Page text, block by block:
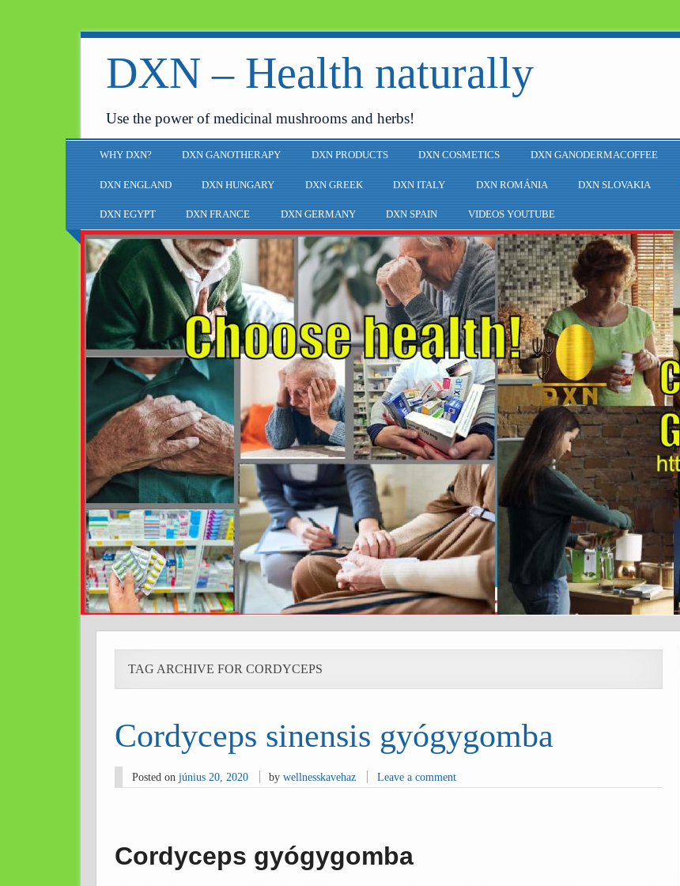
DXN – Health naturally
Use the power of medicinal mushrooms and herbs!
WHY DXN? DXN GANOTHERAPY DXN PRODUCTS DXN COSMETICS DXN GANODERMACOFFEE
DXN ENGLAND DXN HUNGARY DXN GREEK DXN ITALY DXN ROMÁNIA DXN SLOVAKIA
DXN EGYPT DXN FRANCE DXN GERMANY DXN SPAIN VIDEOS YOUTUBE
TAG ARCHIVE FOR CORDYCEPS
Cordyceps sinensis gyógygomba
Posted on június 20, 2020 bywellnesskavehaz Leave a comment
Cordyceps gyógygomba